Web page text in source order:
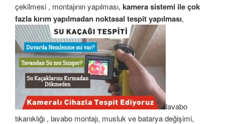
çekilmesi , montajının yapılması, kamera sistemi ile çok
fazla kırım yapılmadan noktasal tespit yapılması,
lavabo
tıkanıklığı , lavabo montajı, musluk ve batarya değişimi,